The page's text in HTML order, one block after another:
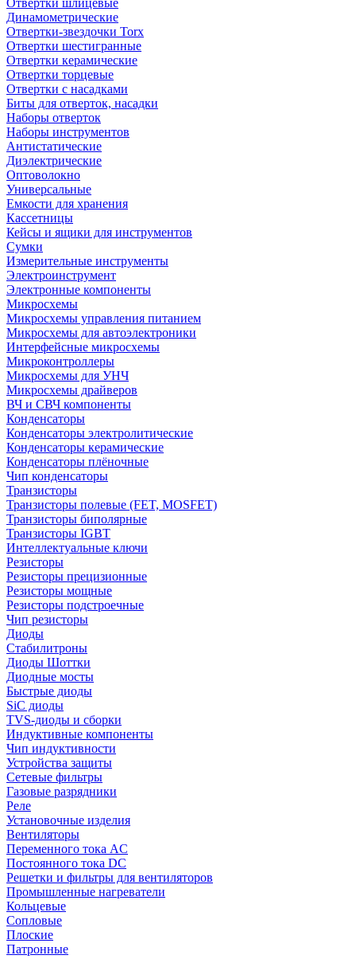
Отвертки шлицевые
Динамометрические
Отвертки-звездочки Torx
Отвертки шестигранные
Отвертки керамические
Отвертки торцевые
Отвертки с насадками
Биты для отверток, насадки
Наборы отверток
Наборы инструментов
Антистатические
Диэлектрические
Оптоволокно
Универсальные
Емкости для хранения
Кассетницы
Кейсы и ящики для инструментов
Сумки
Измерительные инструменты
Электроинструмент
Электронные компоненты
Микросхемы
Микросхемы управления питанием
Микросхемы для автоэлектроники
Интерфейсные микросхемы
Микроконтроллеры
Микросхемы для УНЧ
Микросхемы драйверов
ВЧ и СВЧ компоненты
Конденсаторы
Конденсаторы электролитические
Конденсаторы керамические
Конденсаторы плёночные
Чип конденсаторы
Транзисторы
Транзисторы полевые (FET, MOSFET)
Транзисторы биполярные
Транзисторы IGBT
Интеллектуальные ключи
Резисторы
Резисторы прецизионные
Резисторы мощные
Резисторы подстроечные
Чип резисторы
Диоды
Стабилитроны
Диоды Шоттки
Диодные мосты
Быстрые диоды
SiC диоды
TVS-диоды и сборки
Индуктивные компоненты
Чип индуктивности
Устройства защиты
Сетевые фильтры
Газовые разрядники
Реле
Установочные изделия
Вентиляторы
Переменного тока AC
Постоянного тока DC
Решетки и фильтры для вентиляторов
Промышленные нагреватели
Кольцевые
Сопловые
Плоские
Патронные